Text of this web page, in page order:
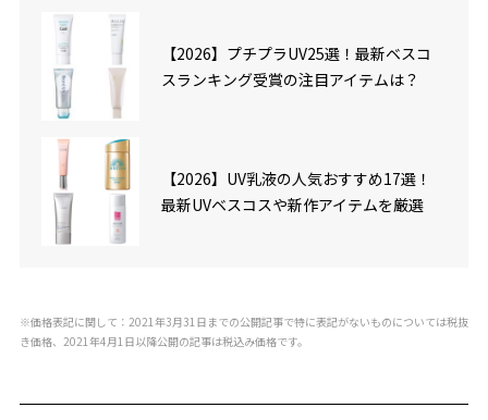
【2026】プチプラUV25選！最新ベスコ
スランキング受賞の注目アイテムは？
【2026】UV乳液の人気おすすめ17選！
最新UVベスコスや新作アイテムを厳選
※価格表記に関して：2021年3月31日までの公開記事で特に表記がないものについては税抜
き価格、2021年4月1日以降公開の記事は税込み価格です。